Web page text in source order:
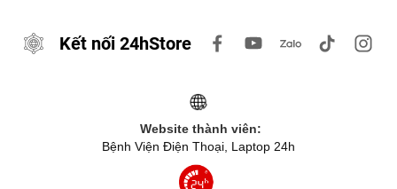
Kết nối 24hStore
Website thành viên:
Bệnh Viện Điện Thoại, Laptop 24h